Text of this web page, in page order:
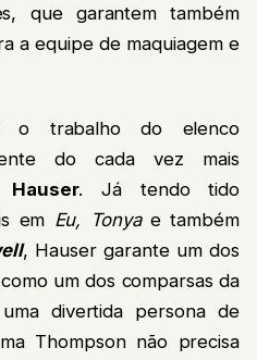
que garantem também
a equipe de maquiagem e
o trabalho do elenco
do cada vez mais
. Já tendo tido
em Eu, Tonyae também
, Hauser garante um dos
um dos comparsas da
divertida persona de
Thompson não precisa